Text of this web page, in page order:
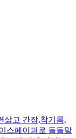
삶고 간장,참기름,
스페이퍼로 돌돌말